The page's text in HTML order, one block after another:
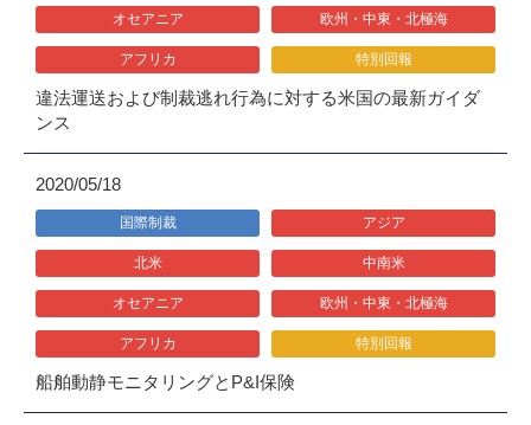
オセアニア 欧州・中東・北極海
アフリカ 特別回報
違法運送および制裁逃れ行為に対する米国の最新ガイダ
ンス
2020/05/18
国際制裁 アジア
北米 中南米
オセアニア 欧州・中東・北極海
アフリカ 特別回報
船舶動静モニタリングとP&I保険